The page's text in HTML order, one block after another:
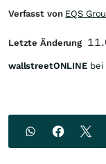
Verfasst von EQS
Letzte Änderung
wallstreetONLINE bei